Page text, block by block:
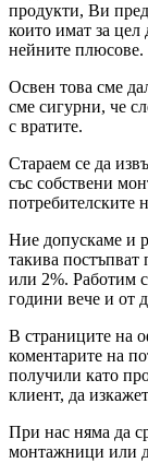
продукти, Ви
които имат за цел
нейните плюсове.
Освен това сме
сме сигурни, че
с вратите.
Стараем се да
със собствени
потребителските
Ние допускаме и
такива
или 2%. Работим
години вече и от
В страниците на
коментарите на
получили като
клиент, да
При нас няма да
монтажници или